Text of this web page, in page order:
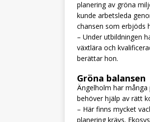
planering av gröna
kunde arbetsleda
chansen som erbjöds
– Under utbildningen
växtlära och
berättar hon.
Gröna balansen
Ängelholm har
behöver hjälp av rätt
– Här finns mycket
planering krävs.